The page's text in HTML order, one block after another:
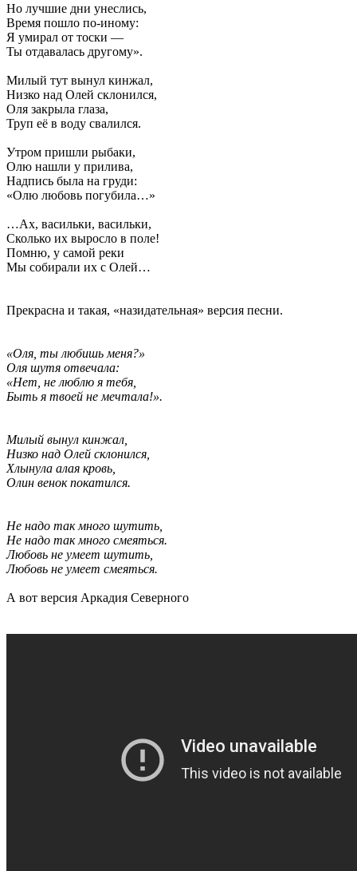
Но лучшие дни унеслись,
Время пошло по-иному:
Я умирал от тоски —
Ты отдавалась другому».
Милый тут вынул кинжал,
Низко над Олей склонился,
Оля закрыла глаза,
Труп её в воду свалился.
Утром пришли рыбаки,
Олю нашли у прилива,
Надпись была на груди:
«Олю любовь погубила…»
…Ах, васильки, васильки,
Сколько их выросло в поле!
Помню, у самой реки
Мы собирали их с Олей…
Прекрасна и такая, «назидательная» версия песни.
«Оля, ты любишь меня?»
Оля шутя отвечала:
«Нет, не люблю я тебя,
Быть я твоей не мечтала!».
Милый вынул кинжал,
Низко над Олей склонился,
Хлынула алая кровь,
Олин венок покатился.
Не надо так много шутить,
Не надо так много смеяться.
Любовь не умеет шутить,
Любовь не умеет смеяться.
А вот версия Аркадия Северного